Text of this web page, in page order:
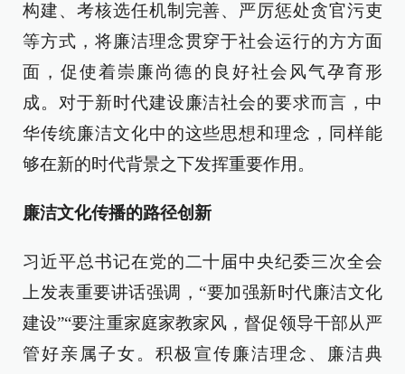
构建、考核选任机制完善、严厉惩处贪官污吏
等方式，将廉洁理念贯穿于社会运行的方方面
面，促使着崇廉尚德的良好社会风气孕育形
成。对于新时代建设廉洁社会的要求而言，中
华传统廉洁文化中的这些思想和理念，同样能
够在新的时代背景之下发挥重要作用。
廉洁文化传播的路径创新
习近平总书记在党的二十届中央纪委三次全会
上发表重要讲话强调，“要加强新时代廉洁文化
建设”“要注重家庭家教家风，督促领导干部从严
管好亲属子女。积极宣传廉洁理念、廉洁典